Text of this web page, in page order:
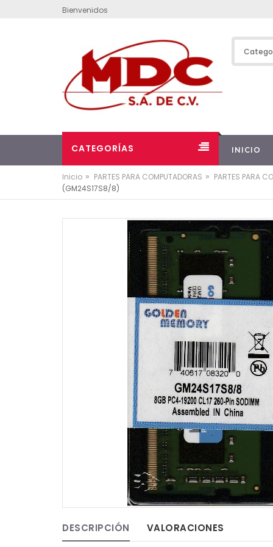
Bienvenidos
CATEGORÍAS INICIO
Inicio » PARTES PARA COMPUTADORAS » PARTES PARA
(GM24S17S8/8)
DESCRIPCIÓN VALORACIONES